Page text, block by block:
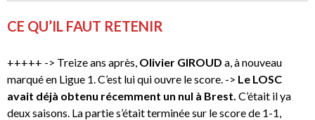
CE QU’IL FAUT RETENIR
+++++ -> Treize ans après, Olivier GIROUD a, à nouveau
marqué en Ligue 1. C’est lui qui ouvre le score. -> Le LOSC
avait déjà obtenu récemment un nul à Brest. C’était il ya
deux saisons. La partie s’était terminée sur le score de 1-1,